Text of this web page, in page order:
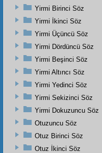
Yirmi Birinci Söz
Yirmi İkinci Söz
Yirmi Üçüncü Söz
Yirmi Dördüncü Söz
Yirmi Beşinci Söz
Yirmi Altıncı Söz
Yirmi Yedinci Söz
Yirmi Sekizinci Söz
Yirmi Dokuzuncu Söz
Otuzuncu Söz
Otuz Birinci Söz
Otuz İkinci Söz